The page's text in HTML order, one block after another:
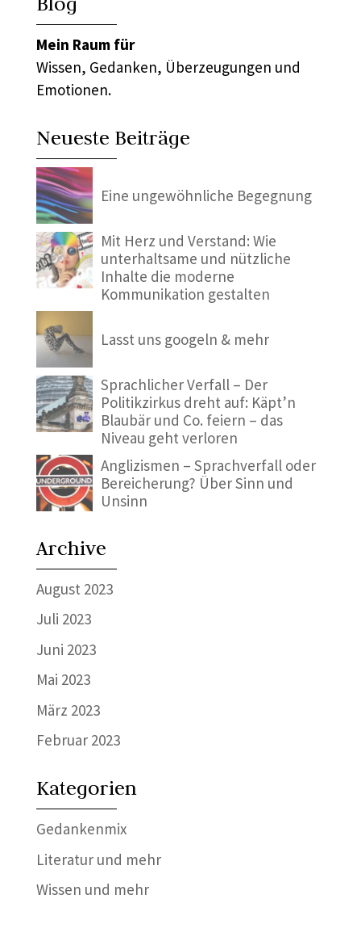
Mein Raum für
Wissen, Gedanken, Überzeugungen und
Emotionen.
Neueste Beiträge
Eine ungewöhnliche Begegnung
Mit Herz und Verstand: Wie
unterhaltsame und nützliche
Inhalte die moderne
Kommunikation gestalten
Lasst uns googeln & mehr
Sprachlicher Verfall – Der
Politikzirkus dreht auf: Käpt’n
Blaubär und Co. feiern – das
Niveau geht verloren
Anglizismen – Sprachverfall oder
Bereicherung? Über Sinn und
Unsinn
Archive
August 2023
Juli 2023
Juni 2023
Mai 2023
März 2023
Februar 2023
Kategorien
Gedankenmix
Literatur und mehr
Wissen und mehr